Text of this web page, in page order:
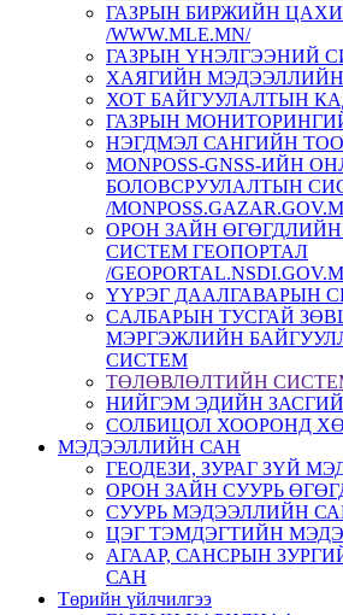
ГАЗРЫН БИРЖИЙН
/WWW.MLE.MN/
ГАЗРЫН ҮНЭЛГЭЭНИЙ
ХАЯГИЙН
ХОТ БАЙГУУЛАЛТЫН
ГАЗРЫН
НЭГДМЭЛ САНГИЙН
MONPOSS-GNSS-ИЙН
БОЛОВСРУУЛАЛТЫН
/
ОРОН ЗАЙН
СИСТЕМ ГЕОПОРТАЛ
/
ҮҮРЭГ ДААЛГАВАРЫН
CАЛБАРЫН ТУСГАЙ
МЭРГЭЖЛИЙН
СИСТЕМ
ТӨЛӨВЛӨЛТИЙН
НИЙГЭМ ЭДИЙН
СОЛБИЦОЛ ХООРОНД
МЭДЭЭЛЛИЙН САН
ГЕОДЕЗИ, ЗУРАГ ЗҮЙ
ОРОН ЗАЙН СУУРЬ
СУУРЬ МЭДЭЭЛЛИЙН
ЦЭГ ТЭМДЭГТИЙН
АГААР, САНСРЫН
САН
Төрийн үйлчилгээ